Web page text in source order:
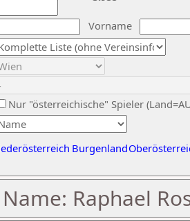
Vorname
Nur "österreichische" Spieler
Burgenland
Raphael